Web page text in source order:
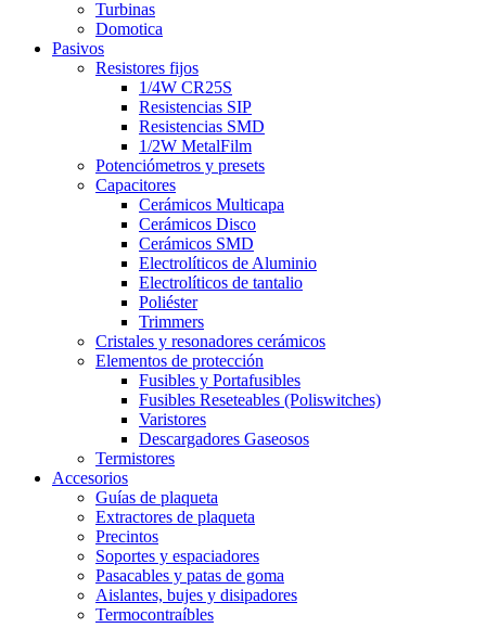
Turbinas
Domotica
Pasivos
Resistores fijos
1/4W CR25S
Resistencias SIP
Resistencias SMD
1/2W MetalFilm
Potenciómetros y presets
Capacitores
Cerámicos Multicapa
Cerámicos Disco
Cerámicos SMD
Electrolíticos de Aluminio
Electrolíticos de tantalio
Poliéster
Trimmers
Cristales y resonadores cerámicos
Elementos de protección
Fusibles y Portafusibles
Fusibles Reseteables (Poliswitches)
Varistores
Descargadores Gaseosos
Termistores
Accesorios
Guías de plaqueta
Extractores de plaqueta
Precintos
Soportes y espaciadores
Pasacables y patas de goma
Aislantes, bujes y disipadores
Termocontraíbles